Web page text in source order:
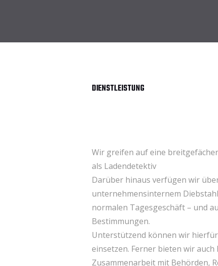
DIENSTLEISTUNG
Wir greifen auf eine
als Ladendetektiv
Darüber hinaus verfügen wir
unternehmensinternem
normalen Tagesgeschäft – und
Bestimmungen.
Unterstützend können wir
einsetzen. Ferner bieten wir
Zusammenarbeit mit Behörden,